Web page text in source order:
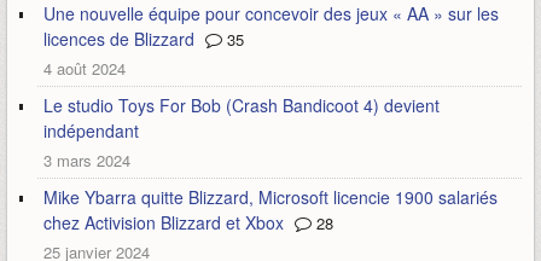
Une nouvelle équipe pour concevoir des jeux « AA » sur les
licences de Blizzard
35
4 août 2024
Le studio Toys For Bob (Crash Bandicoot 4) devient
indépendant
3 mars 2024
Mike Ybarra quitte Blizzard, Microsoft licencie 1900 salariés
chez Activision Blizzard et Xbox
28
25 janvier 2024